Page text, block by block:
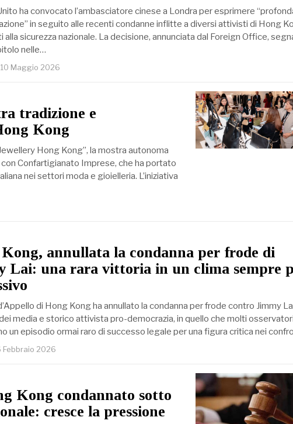
ha convocato l’ambasciatore cinese a Londra per esprimere
in seguito alle recenti condanne inflitte a diversi attivisti di Hong
alla sicurezza nazionale. La decisione, annunciata dal Foreign Office,
nelle…
Maggio 2026
tradizione e
Kong
Hong Kong”, la mostra autonoma
Confartigianato Imprese, che ha portato
nei settori moda e gioielleria. L’iniziativa
annullata la condanna per frode di
Lai: una rara vittoria in un clima sempre
di Hong Kong ha annullato la condanna per frode contro Jimmy
media e storico attivista pro-democrazia, in quello che molti
un episodio ormai raro di successo legale per una figura critica nei
Febbraio 2026
Kong condannato sotto
cresce la pressione